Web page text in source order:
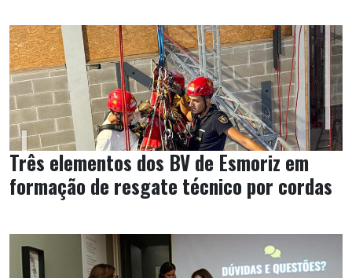
Três elementos dos BV de Esmoriz em
formação de resgate técnico por cordas